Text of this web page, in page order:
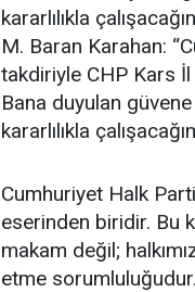
kararlılıkla
M. Baran Karahan:
takdiriyle CHP Kars İl
Bana duyulan
kararlılıkla
Cumhuriyet Halk
eserinden biridir. Bu
makam değil;
etme sorumluluğudur.